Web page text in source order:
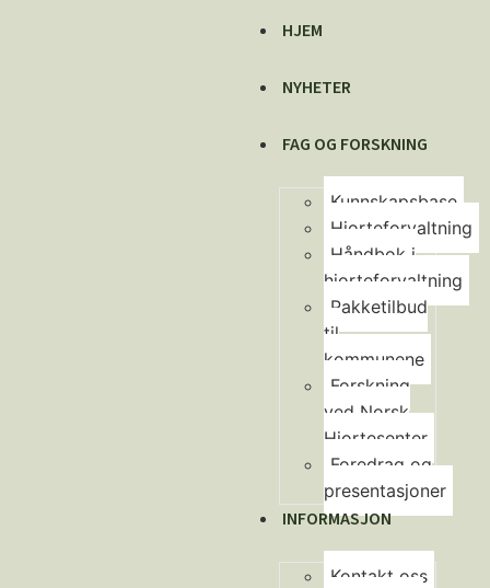
HJEM
NYHETER
FAG OG FORSKNING
Kunnskapsbase
Hjorteforvaltning
Håndbok i
hjorteforvaltning
Pakketilbud
til
kommunene
Forskning
ved Norsk
Hjortesenter
Foredrag og
presentasjoner
INFORMASJON
Kontakt oss